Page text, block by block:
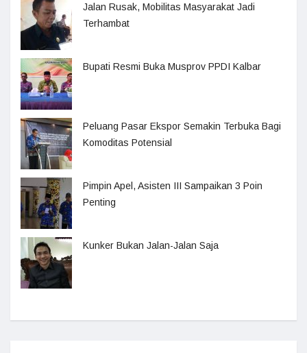
Jalan Rusak, Mobilitas Masyarakat Jadi
Terhambat
Bupati Resmi Buka Musprov PPDI Kalbar
Peluang Pasar Ekspor Semakin Terbuka Bagi
Komoditas Potensial
Pimpin Apel, Asisten III Sampaikan 3 Poin
Penting
Kunker Bukan Jalan-Jalan Saja